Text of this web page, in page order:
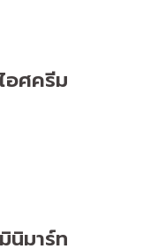
อศครีม
นิมาร์ท